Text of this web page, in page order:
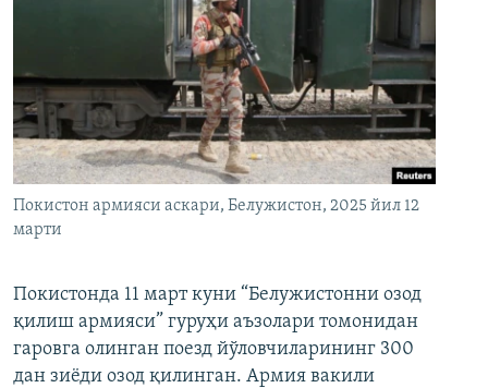
Покистон армияси аскари, Белужистон, 2025 йил 12
марти
Покистонда 11 март куни “Белужистонни озод
қилиш армияси” гуруҳи аъзолари томонидан
гаровга олинган поезд йўловчиларининг 300
дан зиёди озод қилинган. Армия вакили